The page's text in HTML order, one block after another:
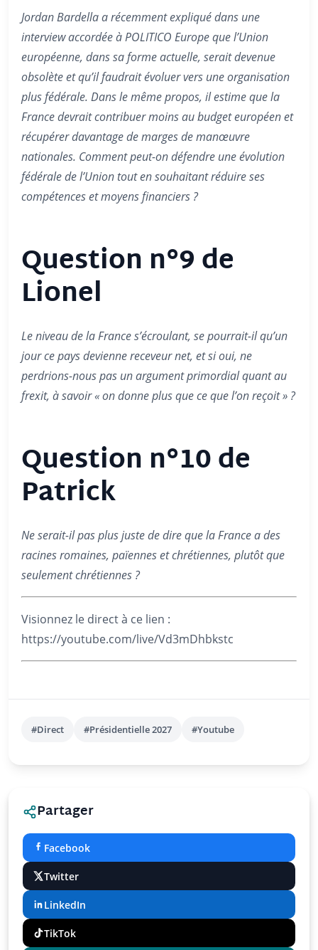
Jordan Bardella a récemment expliqué dans une
interview accordée à POLITICO Europe que l’Union
européenne, dans sa forme actuelle, serait devenue
obsolète et qu’il faudrait évoluer vers une organisation
plus fédérale. Dans le même propos, il estime que la
France devrait contribuer moins au budget européen et
récupérer davantage de marges de manœuvre
nationales. Comment peut-on défendre une évolution
fédérale de l’Union tout en souhaitant réduire ses
compétences et moyens financiers ?
Question n°9 de
Lionel
Le niveau de la France s’écroulant, se pourrait-il qu’un
jour ce pays devienne receveur net, et si oui, ne
perdrions-nous pas un argument primordial quant au
frexit, à savoir « on donne plus que ce que l’on reçoit » ?
Question n°10 de
Patrick
Ne serait-il pas plus juste de dire que la France a des
racines romaines, païennes et chrétiennes, plutôt que
seulement chrétiennes ?
Visionnez le direct à ce lien :
https://youtube.com/live/Vd3mDhbkstc
#Direct #Présidentielle 2027 #Youtube
Partager
Facebook
Twitter
LinkedIn
TikTok